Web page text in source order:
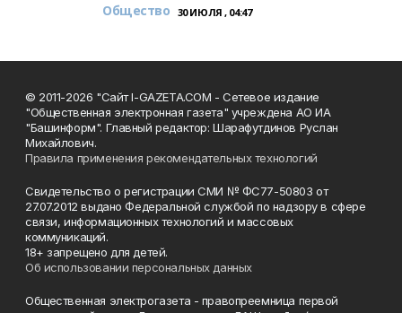
Общество 30 ИЮЛЯ , 04:47
© 2011-2026 "Сайт I-GAZETA.COM - Сетевое издание
"Общественная электронная газета" учреждена АО ИА
"Башинформ". Главный редактор: Шарафутдинов Руслан
Михайлович.
Правила применения рекомендательных технологий
Свидетельство о регистрации СМИ № ФС77-50803 от
27.07.2012 выдано Федеральной службой по надзору в сфере
связи, информационных технологий и массовых
коммуникаций.
18+ запрещено для детей.
Об использовании персональных данных
Общественная электрогазета - правопреемница первой